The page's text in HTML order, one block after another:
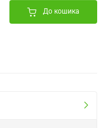
До кошика